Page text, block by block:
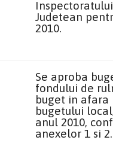
Inspectoratului
Judetean pentru
2010.
Se aproba
fondului de
buget in afara
bugetului local,
anul 2010,
anexelor 1 si 2.